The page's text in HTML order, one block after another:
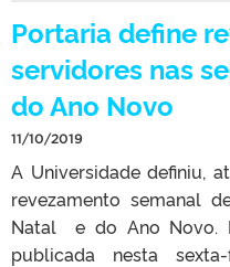
Portaria define
servidores nas
do Ano Novo
11/10/2019
A Universidade definiu,
revezamento semanal
Natal e do Ano Novo.
publicada nesta